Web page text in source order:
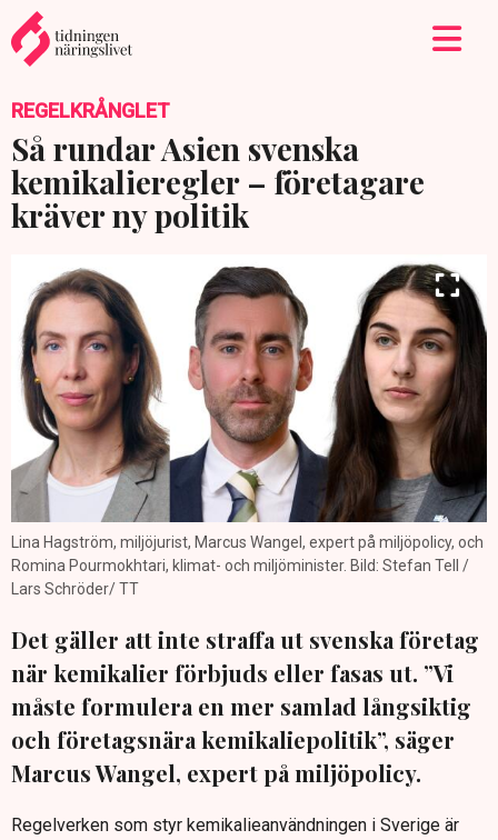
REGELKRÅNGLET
Så rundar Asien svenska
kemikalieregler – företagare
kräver ny politik
Lina Hagström, miljöjurist, Marcus Wangel, expert på miljöpolicy, och
Romina Pourmokhtari, klimat- och miljöminister. Bild: Stefan Tell /
Lars Schröder/ TT
Det gäller att inte straffa ut svenska företag
när kemikalier förbjuds eller fasas ut. ”Vi
måste formulera en mer samlad långsiktig
och företagsnära kemikaliepolitik”, säger
Marcus Wangel, expert på miljöpolicy.
Regelverken som styr kemikalieanvändningen i Sverige är